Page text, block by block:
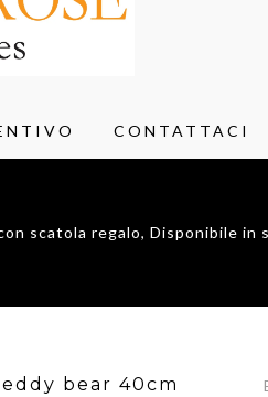
CONTATTACI
scatola regalo, Disponibile in
bear 40cm